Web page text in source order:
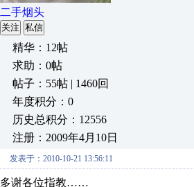
二手烟头
关注 私信
精华：12帖
求助：0帖
帖子：55帖 | 1460回
年度积分：0
历史总积分：12556
注册：2009年4月10日
发表于：2010-10-21 13:56:11
多谢各位指教……